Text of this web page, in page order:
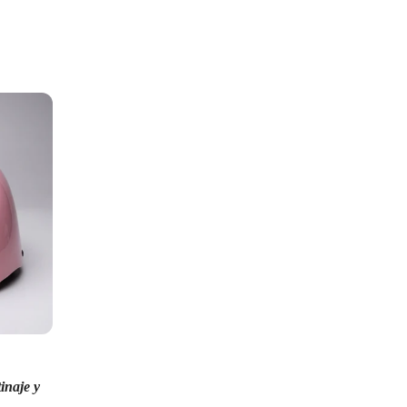
colores?
pagas cuando recibes, sin riesgos.
— financia tu compra fácilmente.
de familias confían en Cougar.
en deportes de ruedas en Colombia.
y